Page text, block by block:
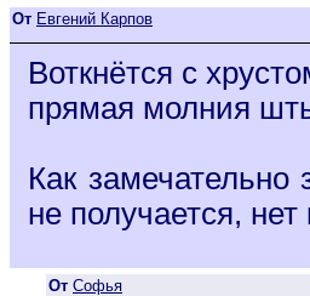
От Евгений Карпов
Воткнётся с
прямая молния
Как
не получается, нет
От Софья